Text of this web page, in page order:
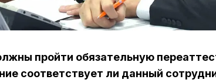
пройти обязательную
соответствует ли данный